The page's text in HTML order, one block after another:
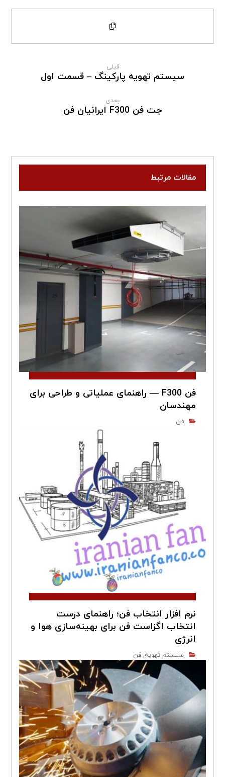
قبلی
سیستم تهویه پارکینگ – قسمت اول
بعدی
جت فن F300 ایرانیان فن
مقالات مرتبط
فن F300 — راهنمای عملیاتی و طراحی برای
مهندسان
فن
نرم افزار انتخاب فن؛ راهنمای درست
انتخاب اگزاست فن برای بهینه‌سازی هوا و
انرژی
سیستم تهویه,فن